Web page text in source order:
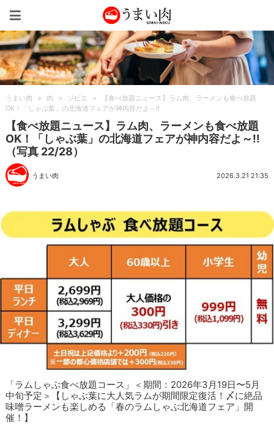
うまい肉 > 肉 > ジビエ >
【食べ放題ニュース】ラム肉、ラーメンも食べ放題
OK！「しゃぶ葉」の北海道フェアが神内容だよ～!!
【食べ放題ニュース】ラム肉、ラーメンも食べ放題
OK！「しゃぶ葉」の北海道フェアが神内容だよ～!!
（写真 22/28）
うまい肉 2026.3.21 21:35
「ラムしゃぶ食べ放題コース」＜期間：2026年3月19日〜5月
中旬予定＞【しゃぶ葉に大人気ラムが期間限定復活！〆に絶品
味噌ラーメンも楽しめる「春のラムしゃぶ北海道フェア」開
催！】